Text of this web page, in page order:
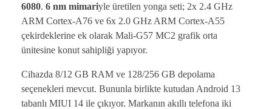
6080. 6 nm mimariyle üretilen yonga seti; 2x 2.4 GHz
ARM Cortex-A76 ve 6x 2.0 GHz ARM Cortex-A55
çekirdeklerine ek olarak Mali-G57 MC2 grafik orta
ünitesine konut sahipliği yapıyor.
Cihazda 8/12 GB RAM ve 128/256 GB depolama
seçenekleri mevcut. Bununla birlikte kutudan Android 13
tabanlı MIUI 14 ile çıkıyor. Markanın akıllı telefona iki